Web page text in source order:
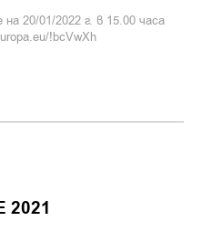
20/01/2022 г. в 15.00 часа
!bcVwXh
2021